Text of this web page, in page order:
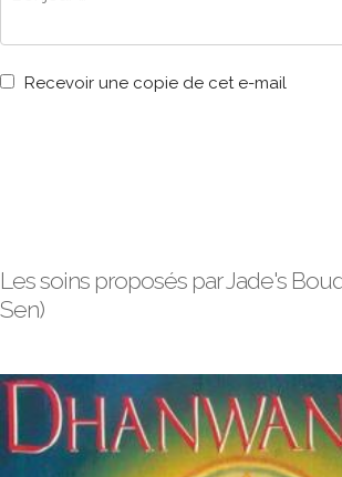
Recevoir une copie de cet e-mail
Les soins proposés par Jade's
Sen)